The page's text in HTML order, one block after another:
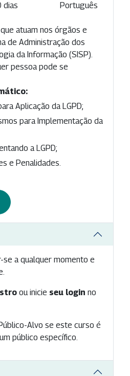
dias
Português
atuam nos órgãos e
de Administração dos
da Informação (SISP).
pessoa pode se
Aplicação da LGPD;
para Implementação da
a LGPD;
e Penalidades.
se a qualquer momento e
ou inicie seu login no
Alvo se este curso é
público específico.